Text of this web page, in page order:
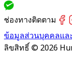
ช่องทางติดตาม
ข้อมูลส่วนบุคคลแล
ลิขสิทธิ์ © 2026